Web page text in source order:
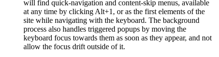
will find quick-navigation and content-skip menus, available
at any time by clicking Alt+1, or as the first elements of the
site while navigating with the keyboard. The background
process also handles triggered popups by moving the
keyboard focus towards them as soon as they appear, and not
allow the focus drift outside of it.